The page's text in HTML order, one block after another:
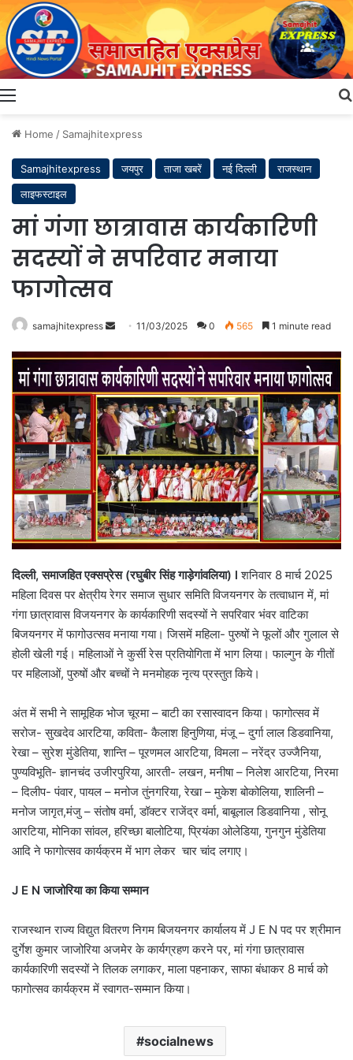
Menu
Home / Samajhitexpress
Samajhitexpress जयपुर ताजा खबरें नई दिल्ली
राजस्थान
लाइफस्टाइल
मां गंगा छात्रावास कार्यकारिणी
सदस्यों ने सपरिवार मनाया
फागोत्सव
samajhitexpress
Send
email
11/03/2025 0 565 1 minute read
दिल्ली,समाजहितएक्सप्रेस (रघुबीरसिंहगाड़ेगांवलिया) l शनिवार 8 मार्च 2025
महिला दिवस पर क्षेत्रीय रेगर समाज सुधार समिति विजयनगर के तत्वाधान में, मां
गंगा छात्रावास विजयनगर के कार्यकारिणी सदस्यों ने सपरिवार भंवर वाटिका
बिजयनगर में फागोउत्सव मनाया गया। जिसमें महिला- पुरुषों ने फूलों और गुलाल से
होली खेली गई। महिलाओं ने कुर्सी रेस प्रतियोगिता में भाग लिया। फाल्गुन के गीतों
पर महिलाओं, पुरुषों और बच्चों ने मनमोहक नृत्य प्रस्तुत किये।
अंत में सभी ने सामूहिक भोज चूरमा – बाटी का रसास्वादन किया। फागोत्सव में
सरोज- सुखदेव आरटिया, कविता- कैलाश हिनुणिया, मंजू – दुर्गा लाल डिडवानिया,
रेखा – सुरेश मुंडेतिया, शान्ति – पूरणमल आरटिया, विमला – नरेंद्र उज्जैनिया,
पुण्यविभूति- ज्ञानचंद उजीरपुरिया, आरती- लखन, मनीषा – निलेश आरटिया, निरमा
– दिलीप- पंवार, पायल – मनोज तुंनगरिया, रेखा – मुकेश बोकोलिया, शालिनी –
मनोज जागृत,मंजु – संतोष वर्मा, डॉक्टर राजेंद्र वर्मा, बाबूलाल डिडवानिया , सोनू
आरटिया, मोनिका सांवल, हरिच्छा बालोटिया, प्रियंका ओलेडिया, गुनगुन मुंडेतिया
आदि ने फागोत्सव कार्यक्रम में भाग लेकर चार चांद लगाए।
J E Nजाजोरियाकाकियासम्मान
राजस्थान राज्य विद्युत वितरण निगम बिजयनगर कार्यालय में J E N पद पर श्रीमान
दुर्गेश कुमार जाजोरिया अजमेर के कार्यग्रहण करने पर, मां गंगा छात्रावास
कार्यकारिणी सदस्यों ने तिलक लगाकर, माला पहनाकर, साफा बंधाकर 8 मार्च को
फागोत्सव कार्यक्रम में स्वागत-सम्मान किया।
socialnews